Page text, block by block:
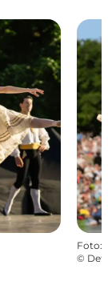
Foto:
© Det